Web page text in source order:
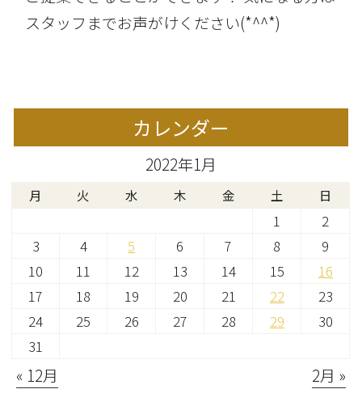
スタッフまでお声がけください(*^^*)
カレンダー
2022年1月
月 火 水 木 金 土 日
1
2
3
4 5 6 7 8
9
10
11 12 13 14 15
16
17
18 19 20 21 22
23
24
25 26 27 28 29
30
31
« 12月 2月 »